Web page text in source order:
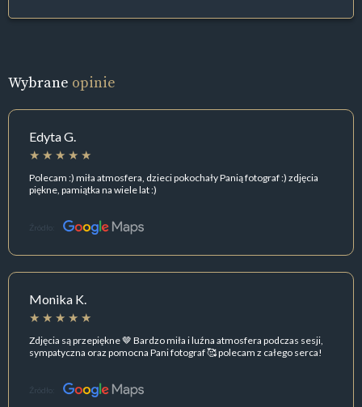
Wybrane opinie
Edyta G.
Polecam :) miła atmosfera, dzieci pokochały Panią fotograf :) zdjęcia
piękne, pamiątka na wiele lat :)
Źródło:
Monika K.
Zdjęcia są przepiękne 🤎 Bardzo miła i luźna atmosfera podczas sesji,
sympatyczna oraz pomocna Pani fotograf 🥰 polecam z całego serca!
Źródło: